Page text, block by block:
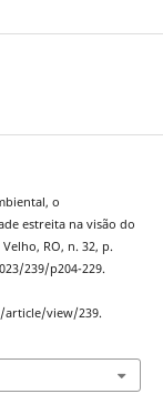
o
estreita na visão do
RO, n. 32, p.
239/p204-229.
view/239.